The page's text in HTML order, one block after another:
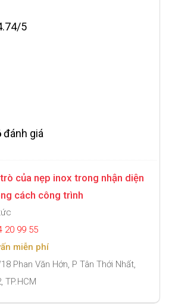
5
đánh giá
của nẹp inox trong nhận diện
cách công trình
20 99 55
miễn phí
Phan Văn Hớn, P Tân Thới Nhất,
TP.HCM